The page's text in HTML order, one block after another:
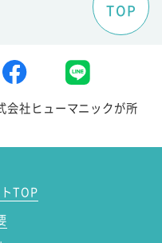
TOP
会社ヒューマニックが所
TOP